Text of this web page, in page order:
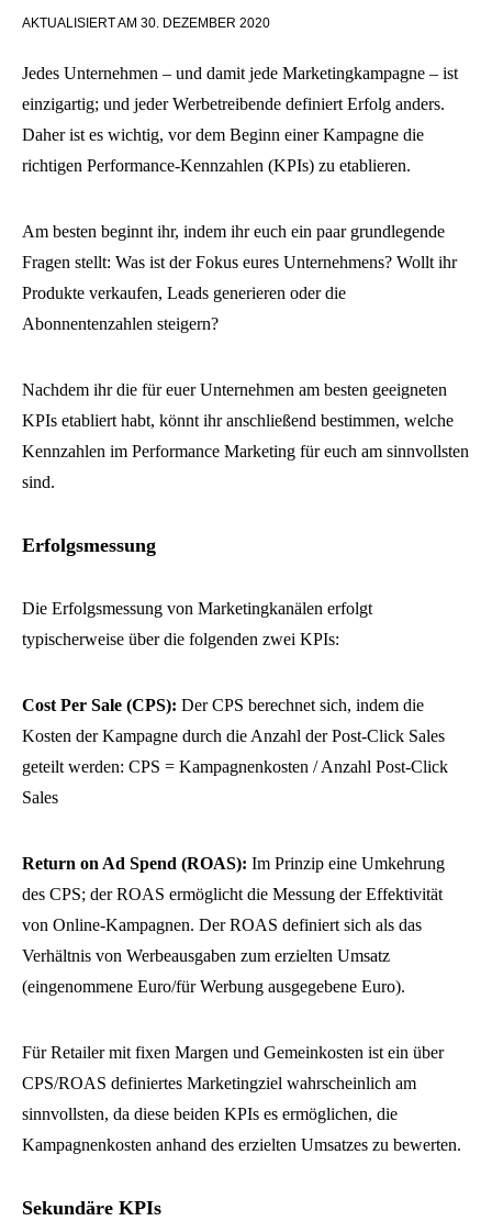
AKTUALISIERT AM 30. DEZEMBER 2020
Jedes Unternehmen – und damit jede Marketingkampagne – ist
einzigartig; und jeder Werbetreibende definiert Erfolg anders.
Daher ist es wichtig, vor dem Beginn einer Kampagne die
richtigen Performance-Kennzahlen (KPIs) zu etablieren.
Am besten beginnt ihr, indem ihr euch ein paar grundlegende
Fragen stellt: Was ist der Fokus eures Unternehmens? Wollt ihr
Produkte verkaufen, Leads generieren oder die
Abonnentenzahlen steigern?
Nachdem ihr die für euer Unternehmen am besten geeigneten
KPIs etabliert habt, könnt ihr anschließend bestimmen, welche
Kennzahlen im Performance Marketing für euch am sinnvollsten
sind.
Erfolgsmessung
Die Erfolgsmessung von Marketingkanälen erfolgt
typischerweise über die folgenden zwei KPIs:
Cost Per Sale (CPS): Der CPS berechnet sich, indem die
Kosten der Kampagne durch die Anzahl der Post-Click Sales
geteilt werden: CPS = Kampagnenkosten / Anzahl Post-Click
Sales
Return on Ad Spend (ROAS): Im Prinzip eine Umkehrung
des CPS; der ROAS ermöglicht die Messung der Effektivität
von Online-Kampagnen. Der ROAS definiert sich als das
Verhältnis von Werbeausgaben zum erzielten Umsatz
(eingenommene Euro/für Werbung ausgegebene Euro).
Für Retailer mit fixen Margen und Gemeinkosten ist ein über
CPS/ROAS definiertes Marketingziel wahrscheinlich am
sinnvollsten, da diese beiden KPIs es ermöglichen, die
Kampagnenkosten anhand des erzielten Umsatzes zu bewerten.
Sekundäre KPIs